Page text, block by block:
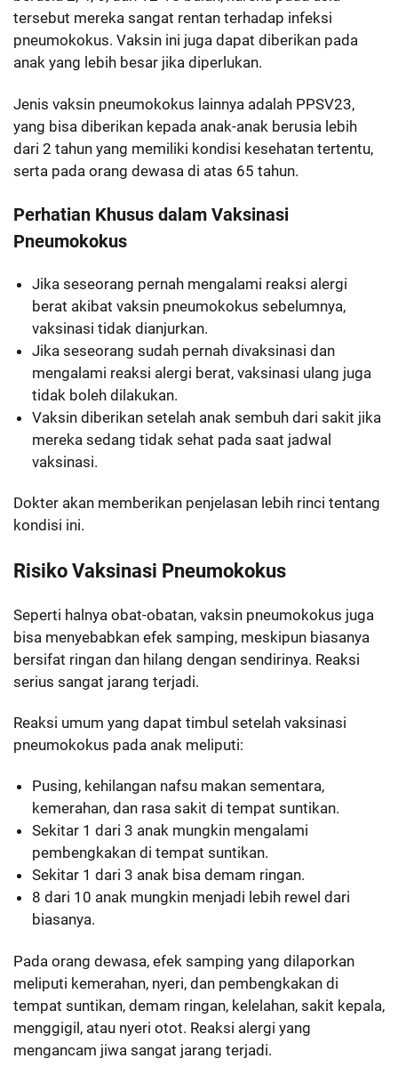
tersebut mereka sangat rentan terhadap infeksi
pneumokokus. Vaksin ini juga dapat diberikan pada
anak yang lebih besar jika diperlukan.
Jenis vaksin pneumokokus lainnya adalah PPSV23,
yang bisa diberikan kepada anak-anak berusia lebih
dari 2 tahun yang memiliki kondisi kesehatan tertentu,
serta pada orang dewasa di atas 65 tahun.
Perhatian Khusus dalam Vaksinasi
Pneumokokus
Jika seseorang pernah mengalami reaksi alergi
berat akibat vaksin pneumokokus sebelumnya,
vaksinasi tidak dianjurkan.
Jika seseorang sudah pernah divaksinasi dan
mengalami reaksi alergi berat, vaksinasi ulang juga
tidak boleh dilakukan.
Vaksin diberikan setelah anak sembuh dari sakit jika
mereka sedang tidak sehat pada saat jadwal
vaksinasi.
Dokter akan memberikan penjelasan lebih rinci tentang
kondisi ini.
Risiko Vaksinasi Pneumokokus
Seperti halnya obat-obatan, vaksin pneumokokus juga
bisa menyebabkan efek samping, meskipun biasanya
bersifat ringan dan hilang dengan sendirinya. Reaksi
serius sangat jarang terjadi.
Reaksi umum yang dapat timbul setelah vaksinasi
pneumokokus pada anak meliputi:
Pusing, kehilangan nafsu makan sementara,
kemerahan, dan rasa sakit di tempat suntikan.
Sekitar 1 dari 3 anak mungkin mengalami
pembengkakan di tempat suntikan.
Sekitar 1 dari 3 anak bisa demam ringan.
8 dari 10 anak mungkin menjadi lebih rewel dari
biasanya.
Pada orang dewasa, efek samping yang dilaporkan
meliputi kemerahan, nyeri, dan pembengkakan di
tempat suntikan, demam ringan, kelelahan, sakit kepala,
menggigil, atau nyeri otot. Reaksi alergi yang
mengancam jiwa sangat jarang terjadi.